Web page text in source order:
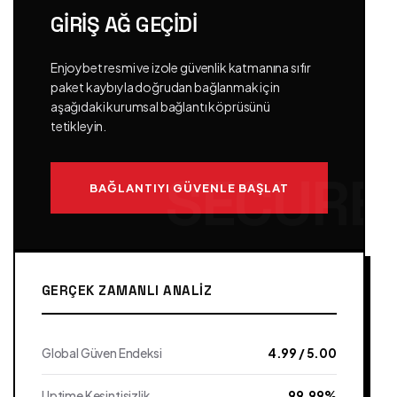
GIRIŞ AĞ GEÇIDI
Enjoybet resmi ve izole güvenlik katmanına sıfır
paket kaybıyla doğrudan bağlanmak için
aşağıdaki kurumsal bağlantı köprüsünü
tetikleyin.
BAĞLANTIYI GÜVENLE BAŞLAT
GERÇEK ZAMANLI ANALIZ
Global Güven Endeksi 4.99 / 5.00